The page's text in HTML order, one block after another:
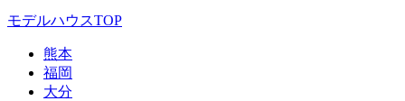
モデルハウスTOP
熊本
福岡
大分